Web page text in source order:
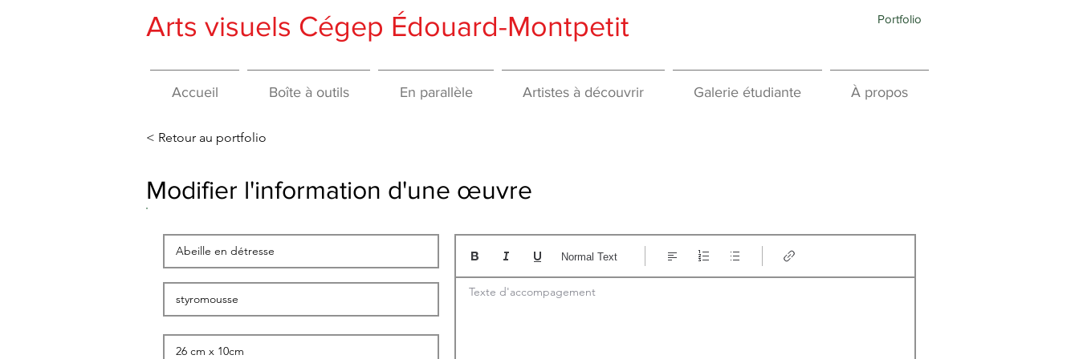
Arts visuels Cégep Édouard-Montpetit Portfolio
Accueil Boîte à outils En parallèle Artistes à découvrir Galerie étudiante À propos
< Retour au portfolio
Texte d'accompagement
Normal Text
Modifier l'information d'une œuvre